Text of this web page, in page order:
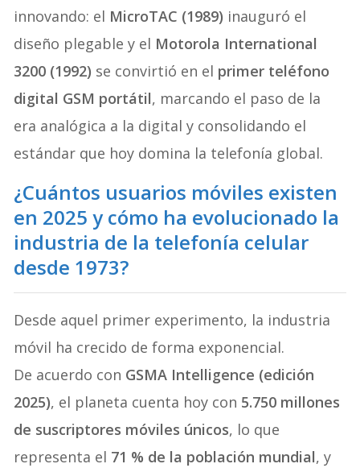
innovando: el MicroTAC (1989) inauguró el
diseño plegable y el Motorola International
3200 (1992) se convirtió en el primer teléfono
digital GSM portátil, marcando el paso de la
era analógica a la digital y consolidando el
estándar que hoy domina la telefonía global.
¿Cuántos usuarios móviles existen
en 2025 y cómo ha evolucionado la
industria de la telefonía celular
desde 1973?
Desde aquel primer experimento, la industria
móvil ha crecido de forma exponencial.
De acuerdo con GSMA Intelligence (edición
2025), el planeta cuenta hoy con 5.750 millones
de suscriptores móviles únicos, lo que
representa el 71 % de la población mundial, y